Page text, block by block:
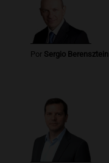
Por Sergio Berensztein